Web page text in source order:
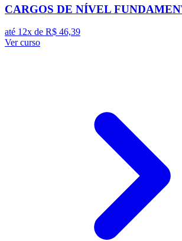
CARGOS DE NÍVEL
até 12x de R$ 46,39
Ver curso